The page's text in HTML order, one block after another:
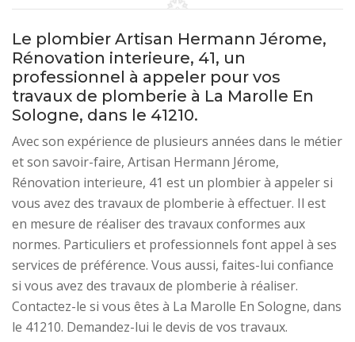
Le plombier Artisan Hermann Jérome,
Rénovation interieure, 41, un
professionnel à appeler pour vos
travaux de plomberie à La Marolle En
Sologne, dans le 41210.
Avec son expérience de plusieurs années dans le métier
et son savoir-faire, Artisan Hermann Jérome,
Rénovation interieure, 41 est un plombier à appeler si
vous avez des travaux de plomberie à effectuer. Il est
en mesure de réaliser des travaux conformes aux
normes. Particuliers et professionnels font appel à ses
services de préférence. Vous aussi, faites-lui confiance
si vous avez des travaux de plomberie à réaliser.
Contactez-le si vous êtes à La Marolle En Sologne, dans
le 41210. Demandez-lui le devis de vos travaux.